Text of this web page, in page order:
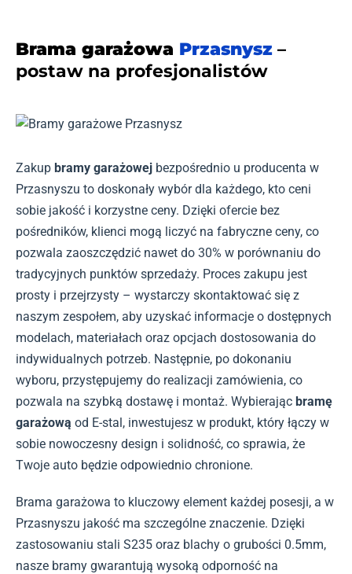
Brama garażowa Przasnysz –
postaw na profesjonalistów
Zakup bramy garażowej bezpośrednio u producenta w
Przasnyszu to doskonały wybór dla każdego, kto ceni
sobie jakość i korzystne ceny. Dzięki ofercie bez
pośredników, klienci mogą liczyć na fabryczne ceny, co
pozwala zaoszczędzić nawet do 30% w porównaniu do
tradycyjnych punktów sprzedaży. Proces zakupu jest
prosty i przejrzysty – wystarczy skontaktować się z
naszym zespołem, aby uzyskać informacje o dostępnych
modelach, materiałach oraz opcjach dostosowania do
indywidualnych potrzeb. Następnie, po dokonaniu
wyboru, przystępujemy do realizacji zamówienia, co
pozwala na szybką dostawę i montaż. Wybierając bramę
garażową od E-stal, inwestujesz w produkt, który łączy w
sobie nowoczesny design i solidność, co sprawia, że
Twoje auto będzie odpowiednio chronione.
Brama garażowa to kluczowy element każdej posesji, a w
Przasnyszu jakość ma szczególne znaczenie. Dzięki
zastosowaniu stali S235 oraz blachy o grubości 0.5mm,
nasze bramy gwarantują wysoką odporność na